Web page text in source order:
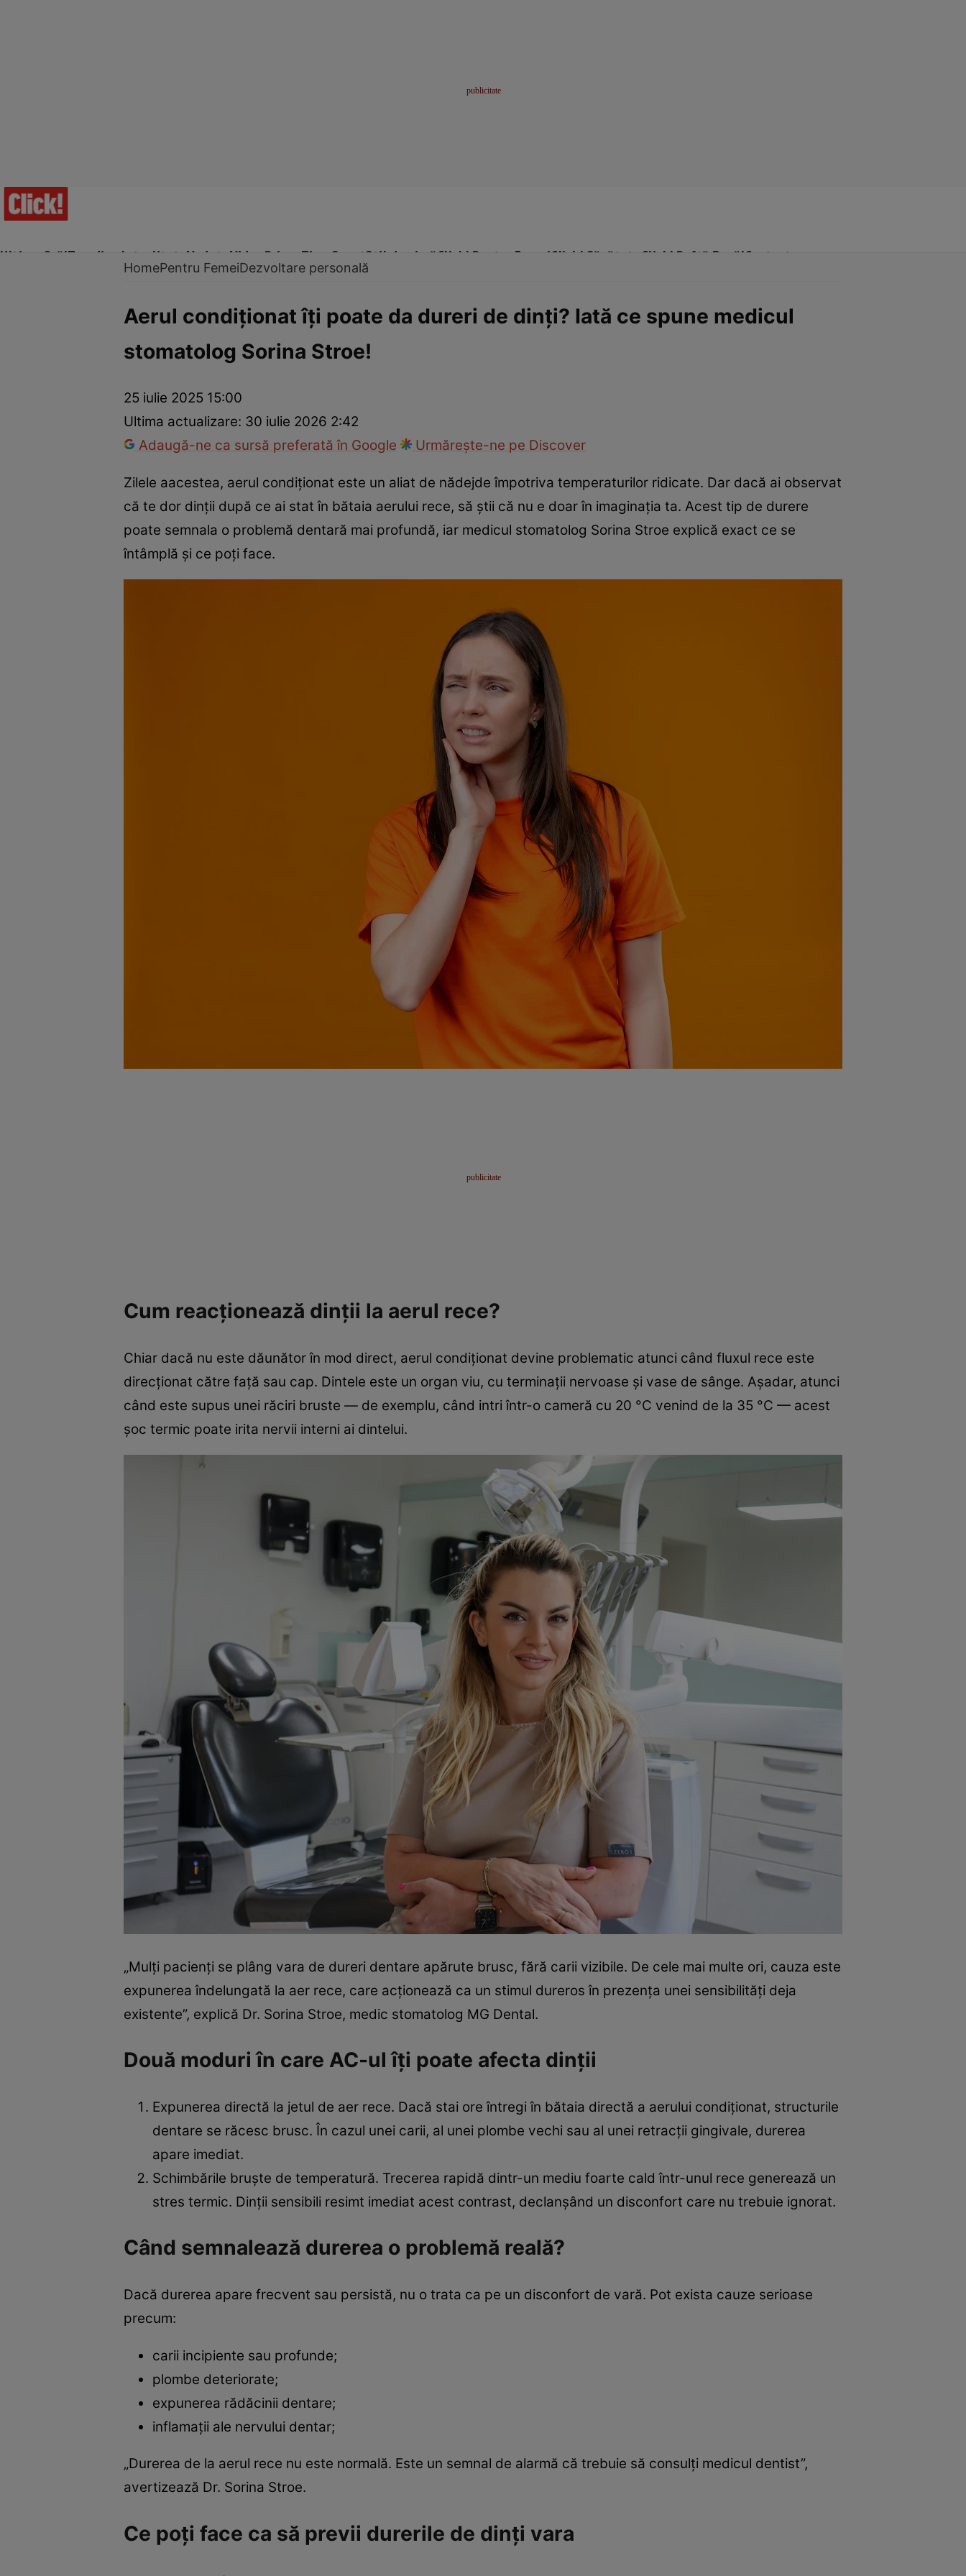
Ultima Oră!Trending Actualitate Vedete Video Prime Time SportStil de viațăClick! Pentru FemeiClick! Sănătate Click! Poftă Bună!Contact
Dezvoltare personalăÎngrijire personalăCasă și grădinăModă
HomePentru FemeiDezvoltare personală
Aerul condiționat îți poate da dureri de dinți? Iată ce spune medicul
stomatolog Sorina Stroe!
25 iulie 2025 15:00
Ultima actualizare: 30 iulie 2026 2:42
Adaugă-ne ca sursă preferată în Google
Urmărește-ne pe Discover
Zilele aacestea, aerul condiționat este un aliat de nădejde împotriva temperaturilor ridicate. Dar dacă ai observat
că te dor dinții după ce ai stat în bătaia aerului rece, să știi că nu e doar în imaginația ta. Acest tip de durere
poate semnala o problemă dentară mai profundă, iar medicul stomatolog Sorina Stroe explică exact ce se
întâmplă și ce poți face.
Cum reacționează dinții la aerul rece?
Chiar dacă nu este dăunător în mod direct, aerul condiționat devine problematic atunci când fluxul rece este
direcționat către față sau cap. Dintele este un organ viu, cu terminații nervoase și vase de sânge. Așadar, atunci
când este supus unei răciri bruste — de exemplu, când intri într-o cameră cu 20 °C venind de la 35 °C — acest
șoc termic poate irita nervii interni ai dintelui.
„Mulți pacienți se plâng vara de dureri dentare apărute brusc, fără carii vizibile. De cele mai multe ori, cauza este
expunerea îndelungată la aer rece, care acționează ca un stimul dureros în prezența unei sensibilități deja
existente”, explică Dr. Sorina Stroe, medic stomatolog MG Dental.
Două moduri în care AC-ul îți poate afecta dinții
Expunerea directă la jetul de aer rece. Dacă stai ore întregi în bătaia directă a aerului condiționat, structurile
dentare se răcesc brusc. În cazul unei carii, al unei plombe vechi sau al unei retracții gingivale, durerea
apare imediat.
Schimbările bruște de temperatură. Trecerea rapidă dintr-un mediu foarte cald într-unul rece generează un
stres termic. Dinții sensibili resimt imediat acest contrast, declanșând un disconfort care nu trebuie ignorat.
Când semnalează durerea o problemă reală?
Dacă durerea apare frecvent sau persistă, nu o trata ca pe un disconfort de vară. Pot exista cauze serioase
precum:
carii incipiente sau profunde;
plombe deteriorate;
expunerea rădăcinii dentare;
inflamații ale nervului dentar;
„Durerea de la aerul rece nu este normală. Este un semnal de alarmă că trebuie să consulți medicul dentist”,
avertizează Dr. Sorina Stroe.
Ce poți face ca să previi durerile de dinți vara